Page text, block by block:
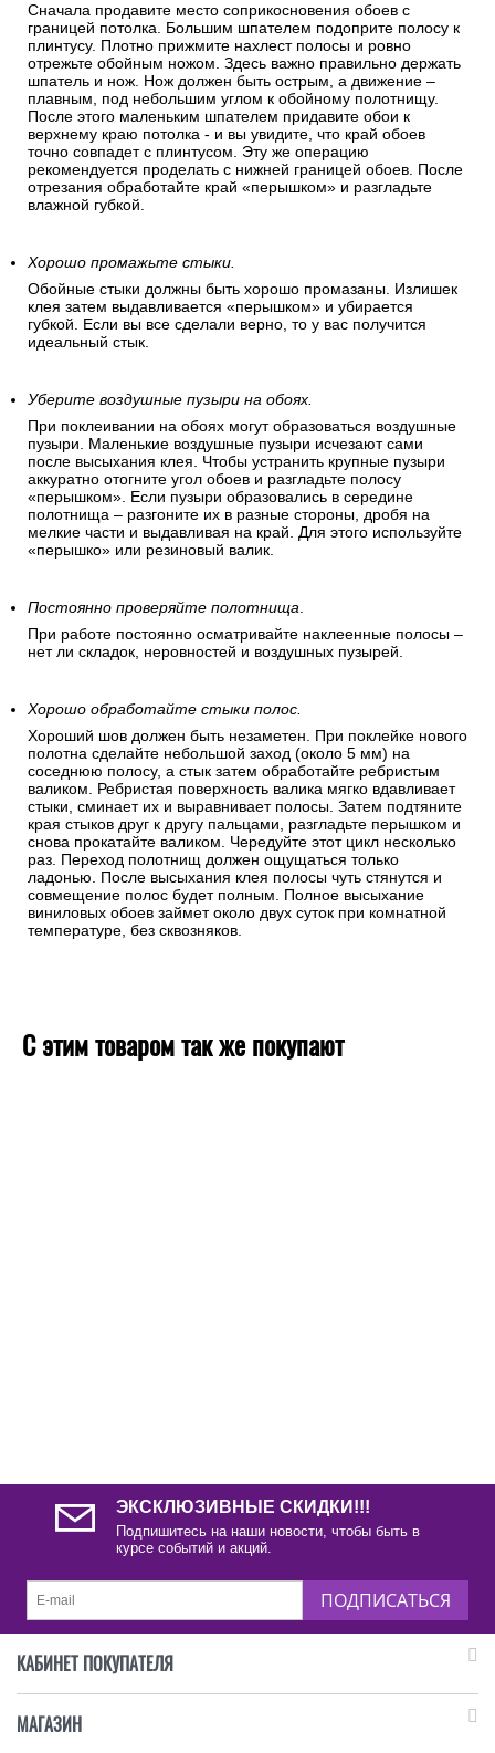
Сначала продавите место соприкосновения обоев с
границей потолка. Большим шпателем подоприте полосу к
плинтусу. Плотно прижмите нахлест полосы и ровно
отрежьте обойным ножом. Здесь важно правильно держать
шпатель и нож. Нож должен быть острым, а движение –
плавным, под небольшим углом к обойному полотнищу.
После этого маленьким шпателем придавите обои к
верхнему краю потолка - и вы увидите, что край обоев
точно совпадет с плинтусом. Эту же операцию
рекомендуется проделать с нижней границей обоев. После
отрезания обработайте край «перышком» и разгладьте
влажной губкой.
Хорошо промажьте стыки.
Обойные стыки должны быть хорошо промазаны. Излишек
клея затем выдавливается «перышком» и убирается
губкой. Если вы все сделали верно, то у вас получится
идеальный стык.
Уберите воздушные пузыри на обоях.
При поклеивании на обоях могут образоваться воздушные
пузыри. Маленькие воздушные пузыри исчезают сами
после высыхания клея. Чтобы устранить крупные пузыри
аккуратно отогните угол обоев и разгладьте полосу
«перышком». Если пузыри образовались в середине
полотнища – разгоните их в разные стороны, дробя на
мелкие части и выдавливая на край. Для этого используйте
«перышко» или резиновый валик.
Постоянно проверяйте полотнища.
При работе постоянно осматривайте наклеенные полосы –
нет ли складок, неровностей и воздушных пузырей.
Хорошо обработайте стыки полос.
Хороший шов должен быть незаметен. При поклейке нового
полотна сделайте небольшой заход (около 5 мм) на
соседнюю полосу, а стык затем обработайте ребристым
валиком. Ребристая поверхность валика мягко вдавливает
стыки, сминает их и выравнивает полосы. Затем подтяните
края стыков друг к другу пальцами, разгладьте перышком и
снова прокатайте валиком. Чередуйте этот цикл несколько
раз. Переход полотнищ должен ощущаться только
ладонью. После высыхания клея полосы чуть стянутся и
совмещение полос будет полным. Полное высыхание
виниловых обоев займет около двух суток при комнатной
температуре, без сквозняков.
С этим товаром так же покупают
ЭКСКЛЮЗИВНЫЕ СКИДКИ!!!
Подпишитесь на наши новости, чтобы быть в
курсе событий и акций.
ПОДПИСАТЬСЯ
КАБИНЕТ ПОКУПАТЕЛЯ
МАГАЗИН